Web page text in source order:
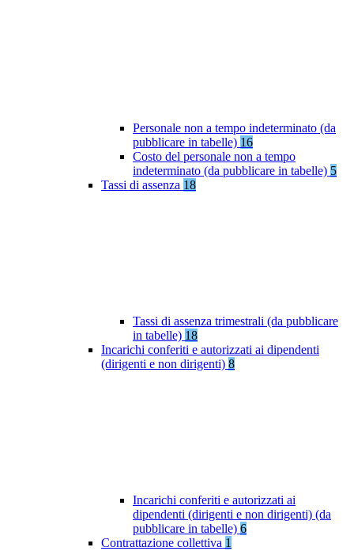
Personale non a tempo indeterminato (da
pubblicare in tabelle) 16
Costo del personale non a tempo
indeterminato (da pubblicare in tabelle) 5
Tassi di assenza 18
Tassi di assenza trimestrali (da pubblicare
in tabelle) 18
Incarichi conferiti e autorizzati ai dipendenti
(dirigenti e non dirigenti) 8
Incarichi conferiti e autorizzati ai
dipendenti (dirigenti e non dirigenti) (da
pubblicare in tabelle) 6
Contrattazione collettiva 1